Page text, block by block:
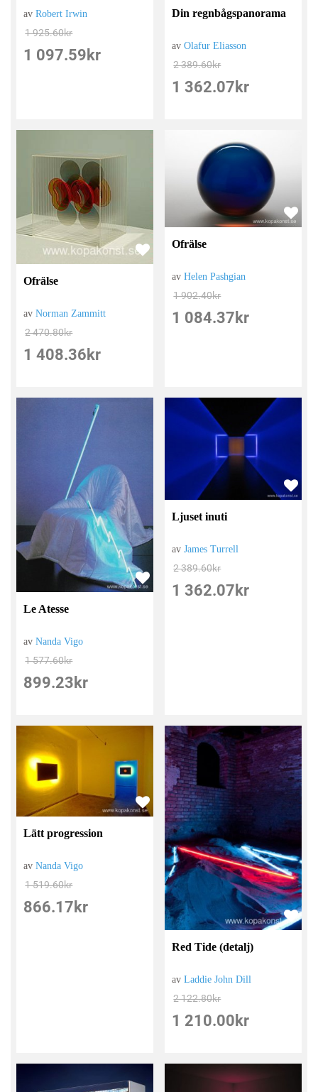
avRobert Irwin
1 925.60kr
1 097.59 kr
Din regnbågspanorama
avOlafur Eliasson
2 389.60kr
1 362.07 kr
Ofrälse
avNorman Zammitt
2 470.80kr
1 408.36 kr
Ofrälse
avHelen Pashgian
1 902.40kr
1 084.37 kr
Le Atesse
avNanda Vigo
1 577.60kr
899.23 kr
Ljuset inuti
avJames Turrell
2 389.60kr
1 362.07 kr
Lätt progression
avNanda Vigo
1 519.60kr
866.17 kr
Red Tide (detalj)
avLaddie John Dill
2 122.80kr
1 210.00 kr